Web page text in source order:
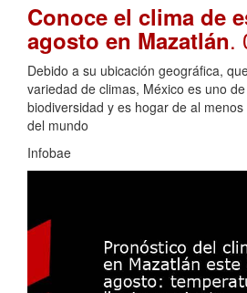
Conoce el clima de
agosto en Mazatlán.
Debido a su ubicación geográfica,
variedad de climas, México es uno
biodiversidad y es hogar de al
del mundo
Infobae